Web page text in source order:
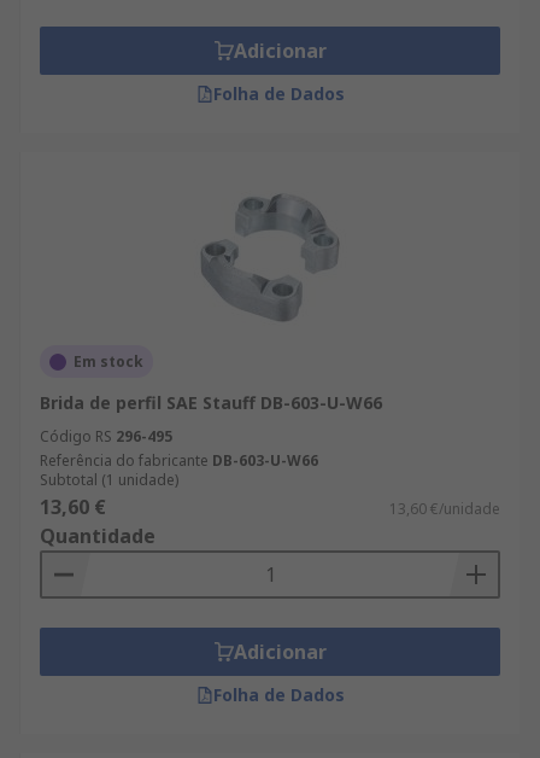
Adicionar
Folha de Dados
Em stock
Brida de perfil SAE Stauff DB-603-U-W66
Código RS 296-495
Referência do fabricante DB-603-U-W66
Subtotal (1 unidade)
13,60 € 13,60 €/unidade
Quantidade
Adicionar
Folha de Dados